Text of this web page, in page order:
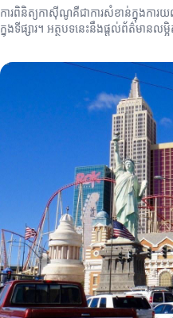
ការពិនិត្យកាស៊ីណូគឺជាការសំខាន់ក្នុងការ
ក្នុងទីផ្សារ។ អត្ថបទនេះនឹងផ្តល់ព័ត៌មានល